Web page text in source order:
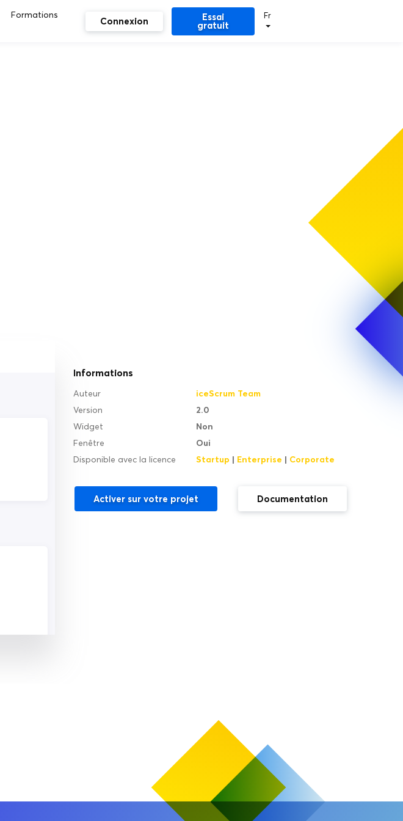
Formations
Connexion Essai
gratuit
Fr
Informations
Auteur iceScrum Team
Version 2.0
Widget Non
Fenêtre Oui
Disponible avec la licence Startup | Enterprise | Corporate
Activer sur votre projet Documentation